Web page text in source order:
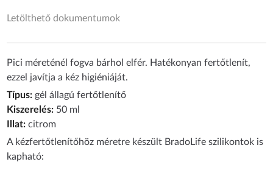
Letölthető dokumentumok
Pici méreténél fogva bárhol elfér. Hatékonyan fertőtlenít,
ezzel javítja a kéz higiéniáját.​
Típus: gél állagú fertőtlenítő
Kiszerelés: 50 ml
Illat: citrom
A kézfertőtlenítőhöz méretre készült BradoLife szilikontok is
kapható: